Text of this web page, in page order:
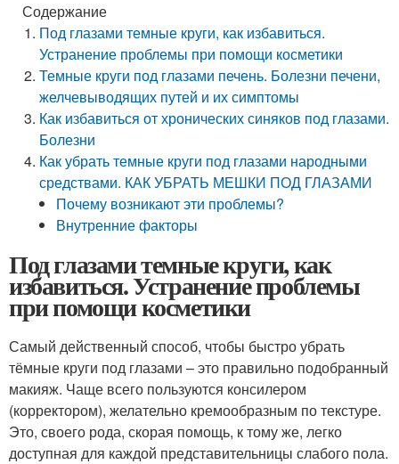
Содержание
Под глазами темные круги, как избавиться.
Устранение проблемы при помощи косметики
Темные круги под глазами печень. Болезни печени,
желчевыводящих путей и их симптомы
Как избавиться от хронических синяков под глазами.
Болезни
Как убрать темные круги под глазами народными
средствами. КАК УБРАТЬ МЕШКИ ПОД ГЛАЗАМИ
Почему возникают эти проблемы?
Внутренние факторы
Под глазами темные круги, как
избавиться. Устранение проблемы
при помощи косметики
Самый действенный способ, чтобы быстро убрать
тёмные круги под глазами – это правильно подобранный
макияж. Чаще всего пользуются консилером
(корректором), желательно кремообразным по текстуре.
Это, своего рода, скорая помощь, к тому же, легко
доступная для каждой представительницы слабого пола.